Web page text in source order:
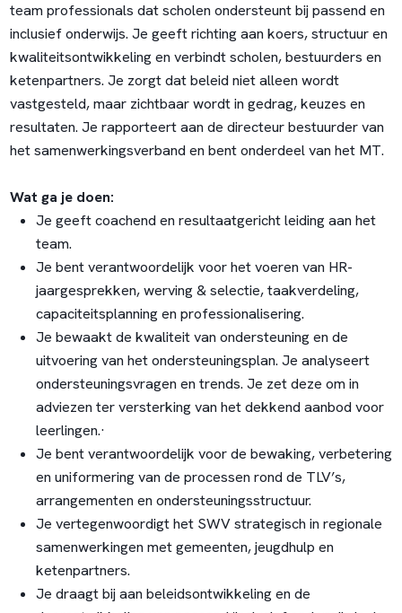
team professionals dat scholen ondersteunt bij passend en
inclusief onderwijs. Je geeft richting aan koers, structuur en
kwaliteitsontwikkeling en verbindt scholen, bestuurders en
ketenpartners. Je zorgt dat beleid niet alleen wordt
vastgesteld, maar zichtbaar wordt in gedrag, keuzes en
resultaten. Je rapporteert aan de directeur bestuurder van
het samenwerkingsverband en bent onderdeel van het MT.
Wat ga je doen:
Je geeft coachend en resultaatgericht leiding aan het
team.
Je bent verantwoordelijk voor het voeren van HR-
jaargesprekken, werving & selectie, taakverdeling,
capaciteitsplanning en professionalisering.
Je bewaakt de kwaliteit van ondersteuning en de
uitvoering van het ondersteuningsplan. Je analyseert
ondersteuningsvragen en trends. Je zet deze om in
adviezen ter versterking van het dekkend aanbod voor
leerlingen.·
Je bent verantwoordelijk voor de bewaking, verbetering
en uniformering van de processen rond de TLV’s,
arrangementen en ondersteuningsstructuur.
Je vertegenwoordigt het SWV strategisch in regionale
samenwerkingen met gemeenten, jeugdhulp en
ketenpartners.
Je draagt bij aan beleidsontwikkeling en de